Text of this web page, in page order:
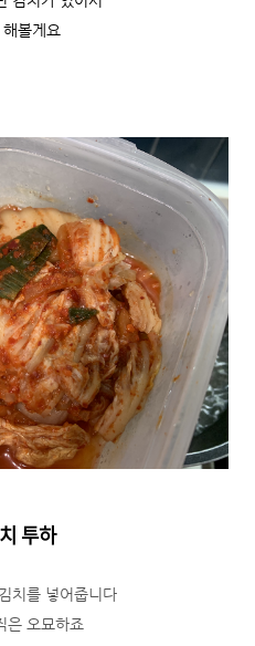
볼게요
투하
치를 넣어줍니다
은 오묘하죠